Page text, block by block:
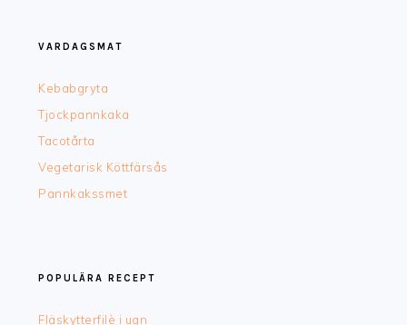
VARDAGSMAT
Kebabgryta
Tjockpannkaka
Tacotårta
Vegetarisk Köttfärsås
Pannkakssmet
POPULÄRA RECEPT
Fläskytterfilè i ugn